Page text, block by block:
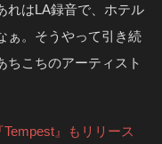
れはLA録音で、ホテル
ぁ。そうやって引き続
ちこちのアーティスト
』もリリース